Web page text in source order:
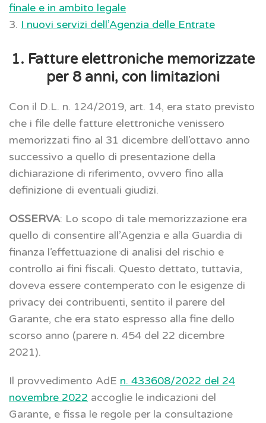
finale e in ambito legale
3. I nuovi servizi dell’Agenzia delle Entrate
1. Fatture elettroniche memorizzate
per 8 anni, con limitazioni
Con il D.L. n. 124/2019, art. 14, era stato previsto
che i file delle fatture elettroniche venissero
memorizzati fino al 31 dicembre dell’ottavo anno
successivo a quello di presentazione della
dichiarazione di riferimento, ovvero fino alla
definizione di eventuali giudizi.
OSSERVA: Lo scopo di tale memorizzazione era
quello di consentire all’Agenzia e alla Guardia di
finanza l’effettuazione di analisi del rischio e
controllo ai fini fiscali. Questo dettato, tuttavia,
doveva essere contemperato con le esigenze di
privacy dei contribuenti, sentito il parere del
Garante, che era stato espresso alla fine dello
scorso anno (parere n. 454 del 22 dicembre
2021).
Il provvedimento AdE n. 433608/2022 del 24
novembre 2022 accoglie le indicazioni del
Garante, e fissa le regole per la consultazione